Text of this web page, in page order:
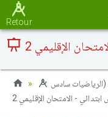
Retour
الإقليمي 2
سادس
- الامتحان الإقليمي 2